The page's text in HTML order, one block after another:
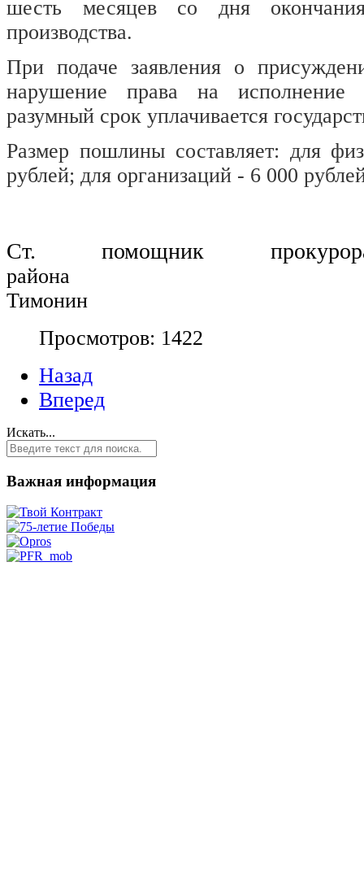
шесть месяцев со дня окончания
производства.
При подаче заявления о
нарушение права на исполнение
разумный срок уплачивается
Размер пошлины составляет: для
рублей; для организаций - 6 000
Ст. помощник
района
Тимонин
Просмотров: 1422
Назад
Вперед
Искать...
Важная информация